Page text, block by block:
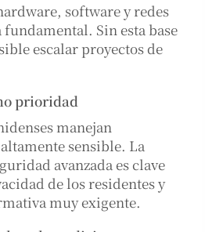
software y redes
fundamental. Sin esta base
escalar proyectos de
prioridad
manejan
sensible. La
avanzada es clave
de los residentes y
muy exigente.